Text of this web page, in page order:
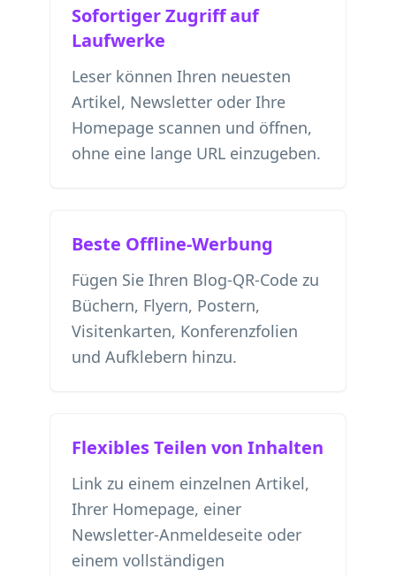
Sofortiger Zugriff auf
Laufwerke
Leser können Ihren neuesten
Artikel, Newsletter oder Ihre
Homepage scannen und öffnen,
ohne eine lange URL einzugeben.
Beste Offline-Werbung
Fügen Sie Ihren Blog-QR-Code zu
Büchern, Flyern, Postern,
Visitenkarten, Konferenzfolien
und Aufklebern hinzu.
Flexibles Teilen von Inhalten
Link zu einem einzelnen Artikel,
Ihrer Homepage, einer
Newsletter-Anmeldeseite oder
einem vollständigen